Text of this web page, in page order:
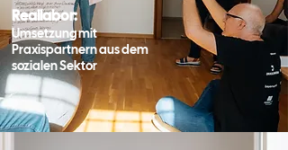
Reallabor:
Umsetzung mit
Praxispartnern aus dem
sozialen Sektor